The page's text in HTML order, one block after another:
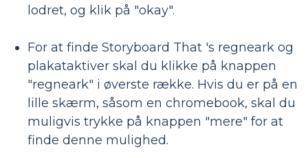
lodret, og klik på "okay".
For at finde Storyboard That 's regneark og
plakataktiver skal du klikke på knappen
"regneark" i øverste række. Hvis du er på en
lille skærm, såsom en chromebook, skal du
muligvis trykke på knappen "mere" for at
finde denne mulighed.